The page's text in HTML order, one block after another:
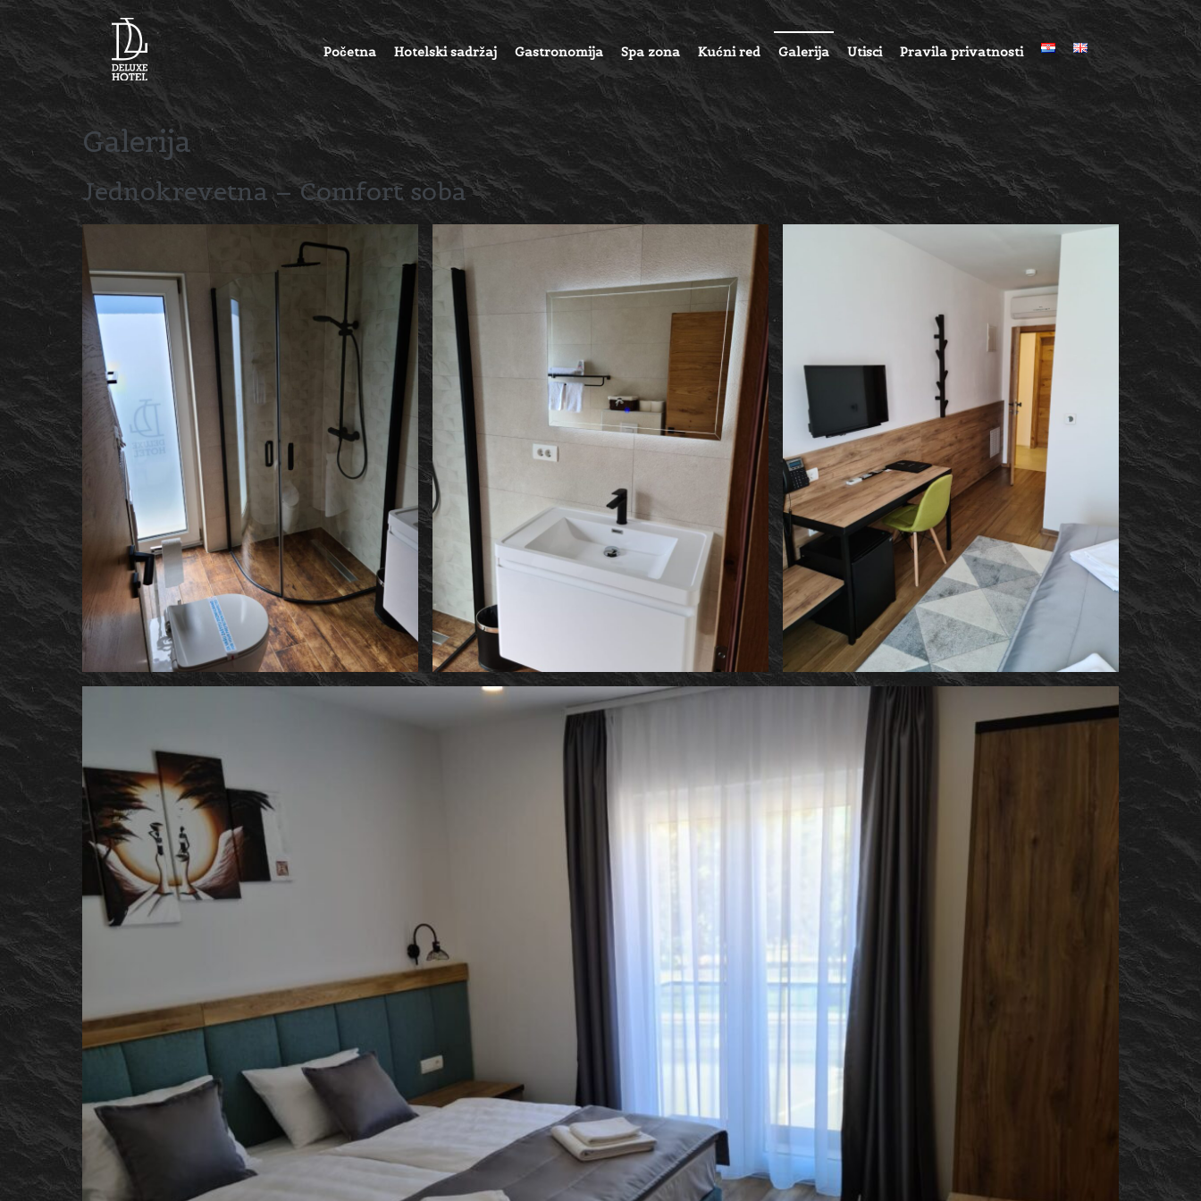
Početna Hotelski sadržaj Gastronomija Spa zona Kućni red Galerija Utisci Pravila privatnosti
Galerija
Jednokrevetna – Comfort soba